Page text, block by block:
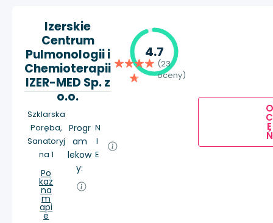
Izerskie
Centrum
Pulmonologii i
Chemioterapii
IZER-MED Sp. z
o.o.
Szklarska
Poręba,
Sanatoryj
na 1
Po
każ
na
m
api
e
Progr
am
lekow
y:
N
I
E
4.7
(23
oceny)
O
C
E
Ń